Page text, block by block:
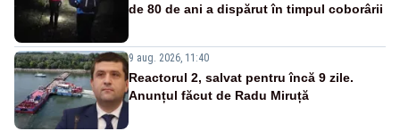
de 80 de ani a dispărut în timpul coborârii
9 aug. 2026, 11:40
Reactorul 2, salvat pentru încă 9 zile.
Anunțul făcut de Radu Miruță